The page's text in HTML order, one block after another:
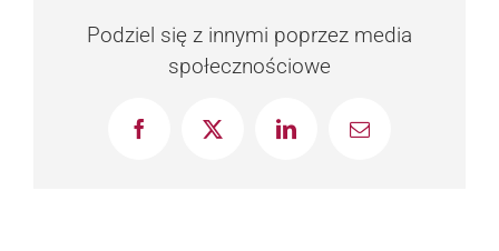
Podziel się z innymi poprzez media
społecznościowe
FacebookX LinkedInEmail